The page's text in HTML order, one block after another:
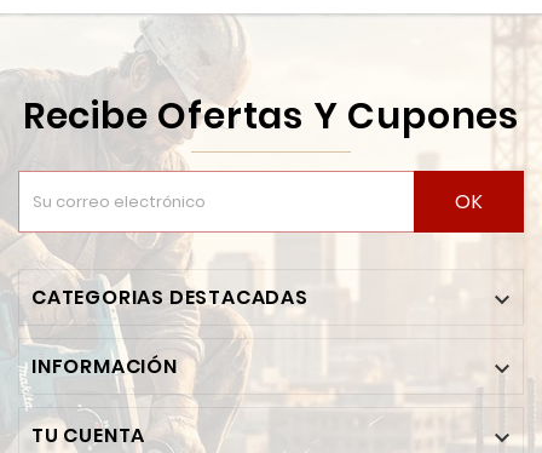
Recibe Ofertas Y Cupones
OK
CATEGORIAS DESTACADAS 
INFORMACIÓN 
TU CUENTA 